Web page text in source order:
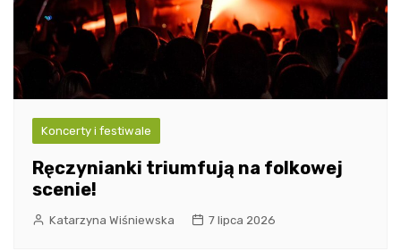
Koncerty i festiwale
Ręczynianki triumfują na folkowej
scenie!
Katarzyna Wiśniewska 7 lipca 2026